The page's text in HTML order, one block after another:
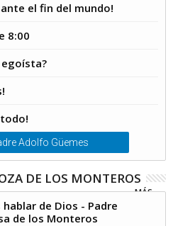
el fin del mundo!
8:00
egoísta?
Adolfo Güemes
DE LOS MONTEROS
MÁS...
hablar de Dios - Padre
de los Monteros